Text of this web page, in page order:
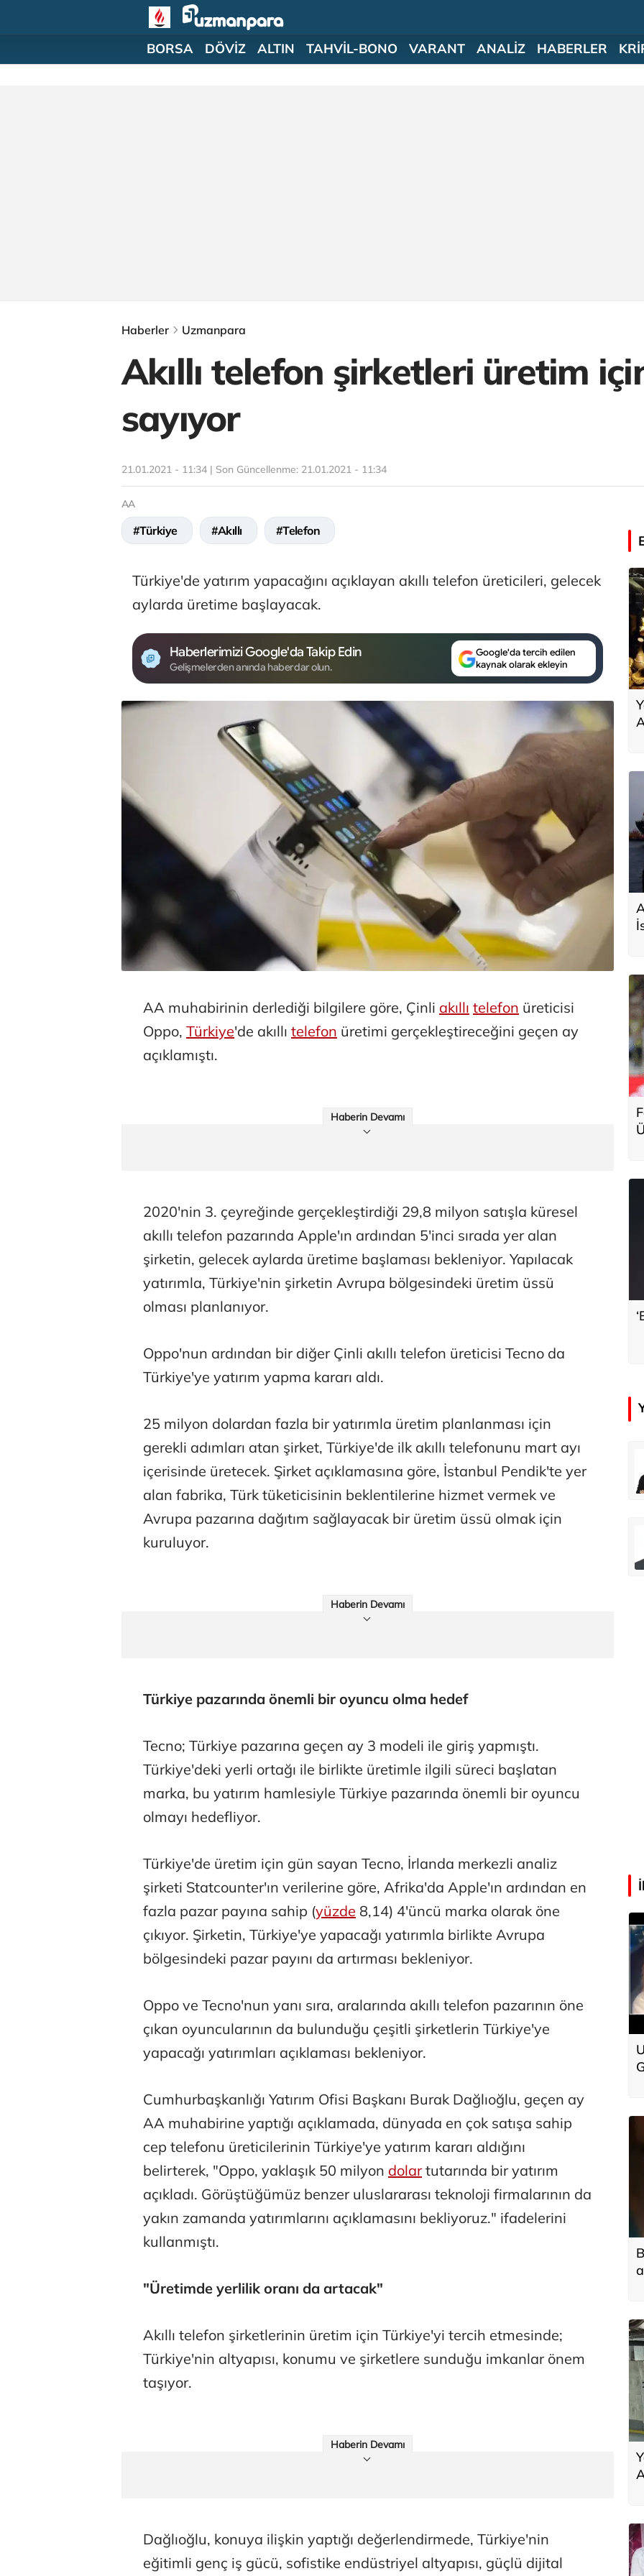
BORSA DÖVİZ ALTIN TAHVİL-BONO VARANT ANALİZ HABERLER
Haberler Uzmanpara
Akıllı telefon şirketleri üretim
sayıyor
21.01.2021 - 11:34 | Son Güncellenme: 21.01.2021 - 11:34
AA
#Türkiye #Akıllı #Telefon
Türkiye'de yatırım yapacağını açıklayan akıllı telefon üreticileri, gelecek
aylarda üretime başlayacak.
Haberlerimizi Google'da Takip Edin
Gelişmelerden anında haberdar olun.
Google'da tercih edilen
kaynak olarak ekleyin
AA muhabirinin derlediği bilgilere göre, Çinli akıllı telefon üreticisi
Oppo, Türkiye'de akıllı telefon üretimi gerçekleştireceğini geçen ay
açıklamıştı.
Haberin Devamı
2020'nin 3. çeyreğinde gerçekleştirdiği 29,8 milyon satışla küresel
akıllı telefon pazarında Apple'ın ardından 5'inci sırada yer alan
şirketin, gelecek aylarda üretime başlaması bekleniyor. Yapılacak
yatırımla, Türkiye'nin şirketin Avrupa bölgesindeki üretim üssü
olması planlanıyor.
Oppo'nun ardından bir diğer Çinli akıllı telefon üreticisi Tecno da
Türkiye'ye yatırım yapma kararı aldı.
25 milyon dolardan fazla bir yatırımla üretim planlanması için
gerekli adımları atan şirket, Türkiye'de ilk akıllı telefonunu mart ayı
içerisinde üretecek. Şirket açıklamasına göre, İstanbul Pendik'te yer
alan fabrika, Türk tüketicisinin beklentilerine hizmet vermek ve
Avrupa pazarına dağıtım sağlayacak bir üretim üssü olmak için
kuruluyor.
Haberin Devamı
Türkiye pazarında önemli bir oyuncu olma hedef
Tecno; Türkiye pazarına geçen ay 3 modeli ile giriş yapmıştı.
Türkiye'deki yerli ortağı ile birlikte üretimle ilgili süreci başlatan
marka, bu yatırım hamlesiyle Türkiye pazarında önemli bir oyuncu
olmayı hedefliyor.
Türkiye'de üretim için gün sayan Tecno, İrlanda merkezli analiz
şirketi Statcounter'ın verilerine göre, Afrika'da Apple'ın ardından en
fazla pazar payına sahip (yüzde 8,14) 4'üncü marka olarak öne
çıkıyor. Şirketin, Türkiye'ye yapacağı yatırımla birlikte Avrupa
bölgesindeki pazar payını da artırması bekleniyor.
Oppo ve Tecno'nun yanı sıra, aralarında akıllı telefon pazarının öne
çıkan oyuncularının da bulunduğu çeşitli şirketlerin Türkiye'ye
yapacağı yatırımları açıklaması bekleniyor.
Cumhurbaşkanlığı Yatırım Ofisi Başkanı Burak Dağlıoğlu, geçen ay
AA muhabirine yaptığı açıklamada, dünyada en çok satışa sahip
cep telefonu üreticilerinin Türkiye'ye yatırım kararı aldığını
belirterek, "Oppo, yaklaşık 50 milyon dolartutarında bir yatırım
açıkladı. Görüştüğümüz benzer uluslararası teknoloji firmalarının da
yakın zamanda yatırımlarını açıklamasını bekliyoruz." ifadelerini
kullanmıştı.
"Üretimde yerlilik oranı da artacak"
Akıllı telefon şirketlerinin üretim için Türkiye'yi tercih etmesinde;
Türkiye'nin altyapısı, konumu ve şirketlere sunduğu imkanlar önem
taşıyor.
Haberin Devamı
Dağlıoğlu, konuya ilişkin yaptığı değerlendirmede, Türkiye'nin
eğitimli genç iş gücü, sofistike endüstriyel altyapısı, güçlü dijital
Osman Gençer
Futbol Federasyonu İzmirspor’u dinler mi?
Tunca Bengin
MİT’den CIA’ye de mesaj...
Çağdaş Ertuna